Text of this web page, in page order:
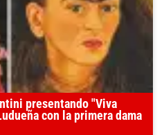
presentando "Viva
con la primera dama